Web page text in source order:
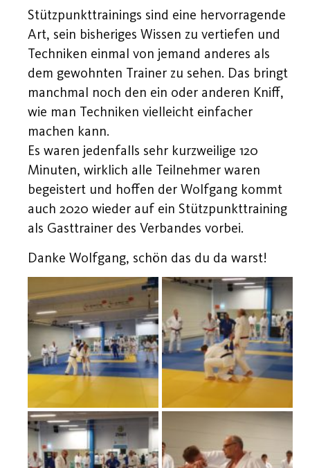
Stützpunkttrainings sind eine hervorragende
Art, sein bisheriges Wissen zu vertiefen und
Techniken einmal von jemand anderes als
dem gewohnten Trainer zu sehen. Das bringt
manchmal noch den ein oder anderen Kniff,
wie man Techniken vielleicht einfacher
machen kann.
Es waren jedenfalls sehr kurzweilige 120
Minuten, wirklich alle Teilnehmer waren
begeistert und hoffen der Wolfgang kommt
auch 2020 wieder auf ein Stützpunkttraining
als Gasttrainer des Verbandes vorbei.
Danke Wolfgang, schön das du da warst!